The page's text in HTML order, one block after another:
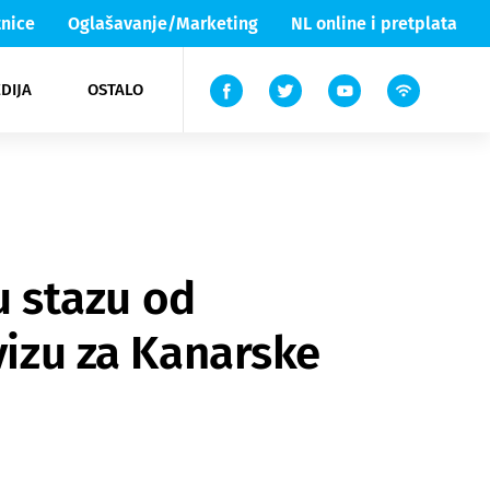
Oglašavanje/Marketing NL online i pretplata
OSTALO
Lika & Senj
TV
stazu od
za Kanarske